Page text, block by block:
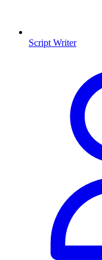
Script Writer